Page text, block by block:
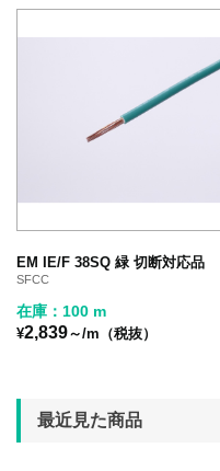
EM IE/F 38SQ 緑 切断対応品
SFCC
在庫：100 m
¥2,839～/m（税抜）
最近見た商品